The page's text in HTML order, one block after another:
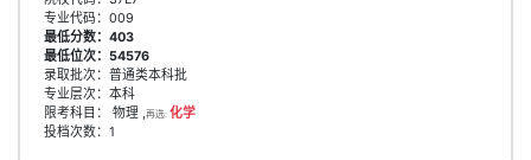
专业代码：009
最低分数：403
最低位次：54576
录取批次：普通类本科批
专业层次：本科
限考科目： 物理 ,再选: 化学
投档次数：1